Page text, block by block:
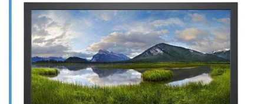
ế
p
h
ạ
n
g
0
5
s
a
o